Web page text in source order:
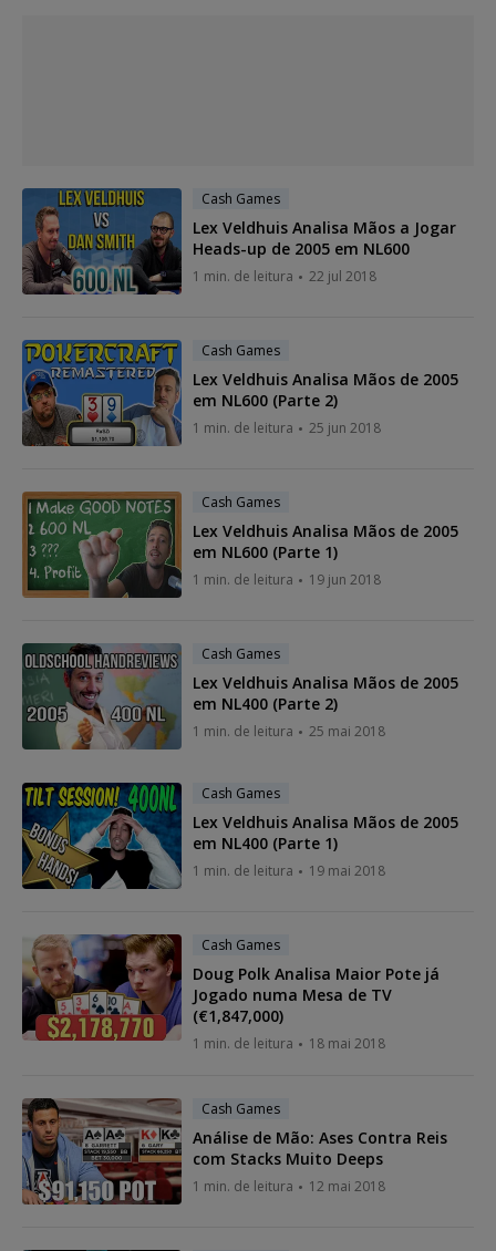
Cash Games
Lex Veldhuis Analisa Mãos a Jogar
Heads-up de 2005 em NL600
1 min. de leitura 22 jul 2018
Cash Games
Lex Veldhuis Analisa Mãos de 2005
em NL600 (Parte 2)
1 min. de leitura 25 jun 2018
Cash Games
Lex Veldhuis Analisa Mãos de 2005
em NL600 (Parte 1)
1 min. de leitura 19 jun 2018
Cash Games
Lex Veldhuis Analisa Mãos de 2005
em NL400 (Parte 2)
1 min. de leitura 25 mai 2018
Cash Games
Lex Veldhuis Analisa Mãos de 2005
em NL400 (Parte 1)
1 min. de leitura 19 mai 2018
Cash Games
Doug Polk Analisa Maior Pote já
Jogado numa Mesa de TV
(€1,847,000)
1 min. de leitura 18 mai 2018
Cash Games
Análise de Mão: Ases Contra Reis
com Stacks Muito Deeps
1 min. de leitura 12 mai 2018